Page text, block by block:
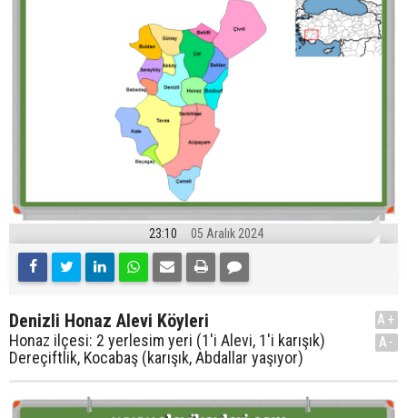
23:10 05 Aralık 2024
Denizli Honaz Alevi Köyleri
Honaz ilçesi: 2 yerlesim yeri (1'i Alevi, 1'i karışık)
Dereçiftlik, Kocabaş (karışık, Abdallar yaşıyor)
A+
A-